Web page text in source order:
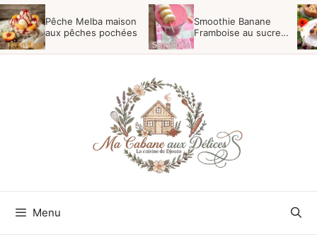
Aller
au
contenu
Pêche Melba maison
aux pêches pochées
Smoothie Banane
Framboise au sucre
Menu